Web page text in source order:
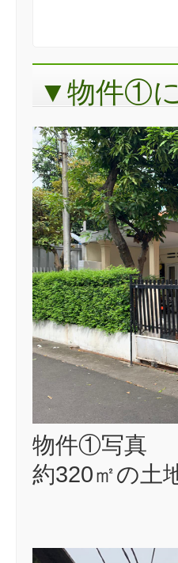
▼物件①
物件①写真
約320㎡の土